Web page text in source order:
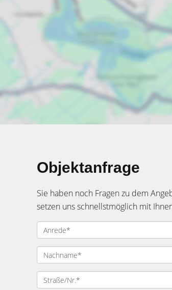
Objektanfrage
Sie haben noch Fragen zu dem
setzen uns schnellstmöglich mit